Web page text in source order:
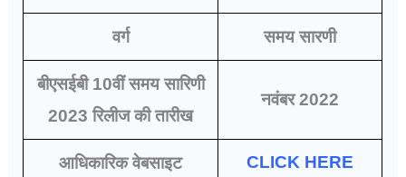
वर्ग समय सारणी
बीएसईबी 10वीं समय सारिणी
2023 रिलीज की तारीख
नवंबर 2022
आधिकारिक वेबसाइट CLICK HERE